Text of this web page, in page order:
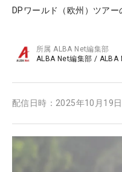
DPワールド（欧州）ツアー
所属ALBA Net編集部
ALBA Net編集部 / ALBA
配信日時： 2025年10月19